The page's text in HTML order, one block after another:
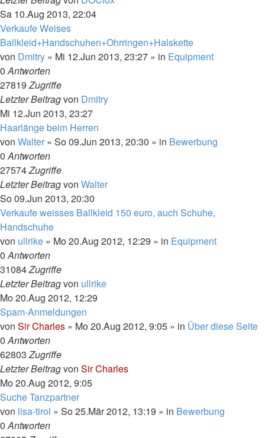
Sa 10.Aug 2013, 22:04
Verkaufe Weises
Ballkleid+Handschuhen+Ohrringen+Halskette
von Dmitry » Mi 12.Jun 2013, 23:27 » in Equipment
0Antworten
27819Zugriffe
Letzter Beitragvon Dmitry
Mi 12.Jun 2013, 23:27
Haarlänge beim Herren
von Walter » So 09.Jun 2013, 20:30 » in Bewerbung
0Antworten
27574Zugriffe
Letzter Beitragvon Walter
So 09.Jun 2013, 20:30
Verkaufe weisses Ballkleid 150 euro, auch Schuhe,
Handschuhe
von ullrike » Mo 20.Aug 2012, 12:29 » in Equipment
0Antworten
31084Zugriffe
Letzter Beitragvon ullrike
Mo 20.Aug 2012, 12:29
Spam-Anmeldungen
von Sir Charles » Mo 20.Aug 2012, 9:05 » in Über diese Seite
0Antworten
62803Zugriffe
Letzter Beitragvon Sir Charles
Mo 20.Aug 2012, 9:05
Suche Tanzpartner
von lisa-tirol » So 25.Mär 2012, 13:19 » in Bewerbung
0Antworten